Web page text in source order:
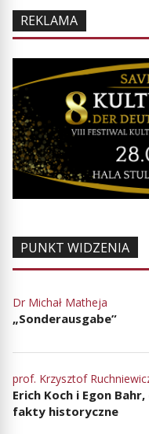
REKLAMA
PUNKT WIDZENIA
Dr Michał Matheja
„Sonderausgabe”
prof. Krzysztof
Erich Koch i Egon
fakty historyczne